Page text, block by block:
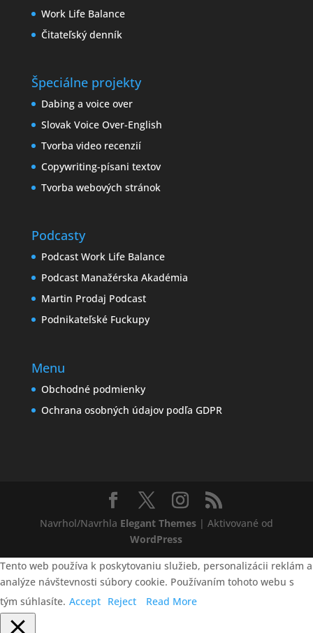
Work Life Balance
Čitateľský denník
Špeciálne projekty
Dabing a voice over
Slovak Voice Over-English
Tvorba video recenzií
Copywriting-písani textov
Tvorba webových stránok
Podcasty
Podcast Work Life Balance
Podcast Manažérska Akadémia
Martin Prodaj Podcast
Podnikateľské Fuckupy
Menu
Obchodné podmienky
Ochrana osobných údajov podľa GDPR
Navrhol/Navrhla Elegant Themes| Aktivované od
WordPress
Tento web používa k poskytovaniu služieb, personalizácii reklám a
analýze návštevnosti súbory cookie. Používaním tohoto webu s
tým súhlasíte. Accept Reject Read More